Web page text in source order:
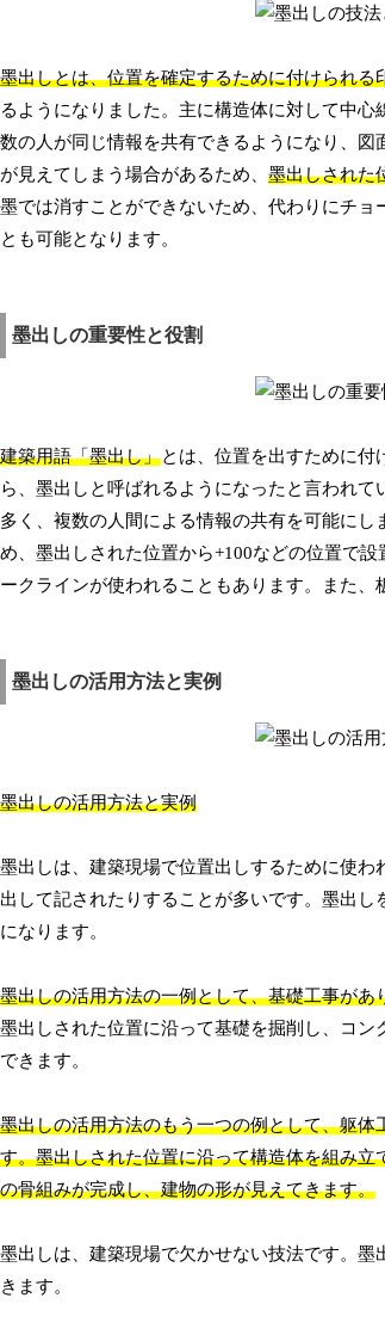
墨出しとは、位置を確定するために付けられる
るようになりました。主に構造体に対して中
数の人が同じ情報を共有できるようになり、
が見えてしまう場合があるため、 墨出しされた
墨では消すことができないため、代わりにチ
とも可能となります。
墨出しの重要性と役割
建築用語「墨出し」とは、位置を出すために
ら、墨出しと呼ばれるようになったと言われ
多く、複数の人間による情報の共有を可能に
め、墨出しされた位置から+100などの位置で
ークラインが使われることもあります。また、
墨出しの活用方法と実例
墨出しの活用方法と実例
墨出しは、建築現場で位置出しするために使
出して記されたりすることが多いです。墨出
になります。
墨出しの活用方法の一例として、基礎工事があ
墨出しされた位置に沿って基礎を掘削し、コ
できます。
墨出しの活用方法のもう一つの例として、躯
す。墨出しされた位置に沿って構造体を組み
の骨組みが完成し、建物の形が見えてきます。
墨出しは、建築現場で欠かせない技法です。
きます。